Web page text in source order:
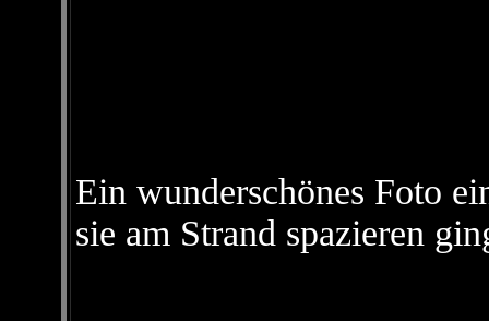
Ein wunderschönes Foto
sie am Strand spazieren